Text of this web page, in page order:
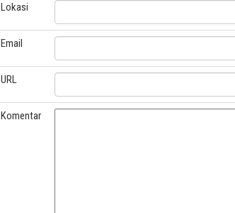
Lokasi
Email
URL
Komentar